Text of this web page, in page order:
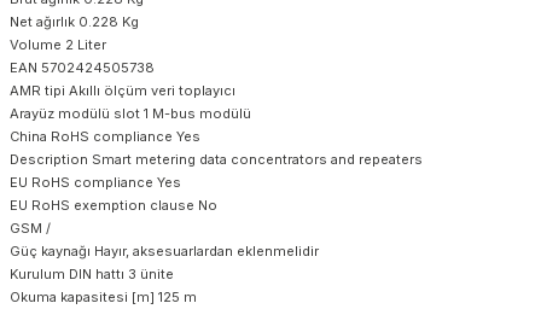
Net ağırlık 0.228 Kg
Volume 2 Liter
EAN 5702424505738
AMR tipi Akıllı ölçüm veri toplayıcı
Arayüz modülü slot 1 M-bus modülü
China RoHS compliance Yes
Description Smart metering data concentrators and repeaters
EU RoHS compliance Yes
EU RoHS exemption clause No
GSM /
Güç kaynağı Hayır, aksesuarlardan eklenmelidir
Kurulum DIN hattı 3 ünite
Okuma kapasitesi [m] 125 m